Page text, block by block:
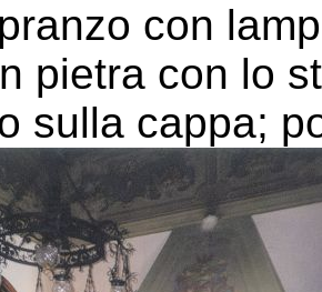
con
pietra con lo
sulla cappa;